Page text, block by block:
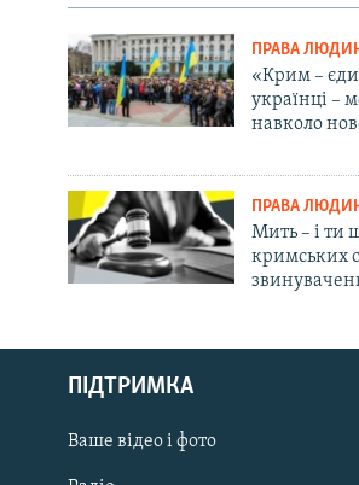
Русский
Qırımtatar
ДОЛУЧАЙСЯ!
ПРАВА
«Крим –
українці –
навколо
ПРАВА
Мить – і ти
кримських
ПІДТРИМКА
Ваше відео і фото